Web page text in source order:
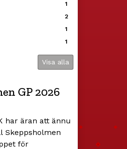
1
2
1
1
Visa alla
GP 2026
har äran att ännu
Skeppsholmen
för